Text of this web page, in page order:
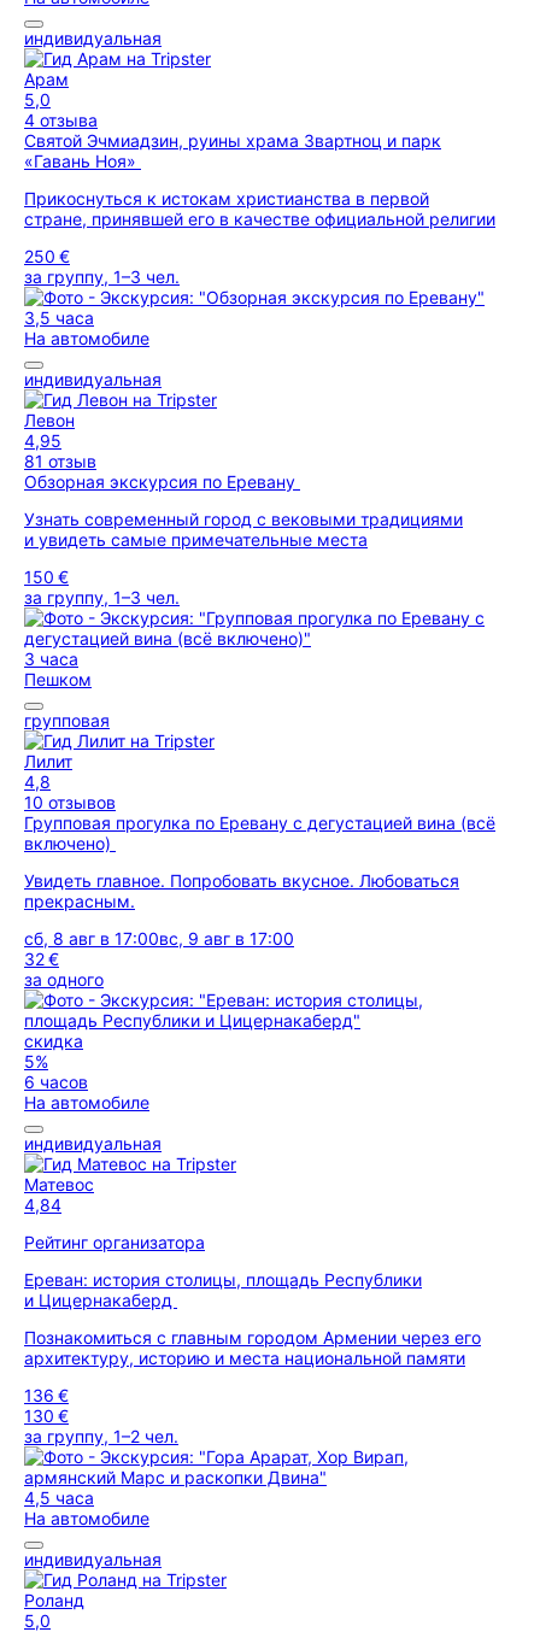
индивидуальная
Арам
5,0
4 отзыва
Святой Эчмиадзин, руины храма Звартноц и парк
«Гавань Ноя»
Прикоснуться к истокам христианства в первой
стране, принявшей его в качестве официальной религии
250 €
за группу, 1–3 чел.
3,5 часа
На автомобиле
индивидуальная
Левон
4,95
81 отзыв
Обзорная экскурсия по Еревану
Узнать современный город с вековыми традициями
и увидеть самые примечательные места
150 €
за группу, 1–3 чел.
3 часа
Пешком
групповая
Лилит
4,8
10 отзывов
Групповая прогулка по Еревану с дегустацией вина (всё
включено)
Увидеть главное. Попробовать вкусное. Любоваться
прекрасным.
сб, 8 авг в 17:00вс, 9 авг в 17:00
32 €
за одного
скидка
5%
6 часов
На автомобиле
индивидуальная
Матевос
4,84
Рейтинг организатора
Ереван: история столицы, площадь Республики
и Цицернакаберд
Познакомиться с главным городом Армении через его
архитектуру, историю и места национальной памяти
136 €
130 €
за группу, 1–2 чел.
4,5 часа
На автомобиле
индивидуальная
Роланд
5,0